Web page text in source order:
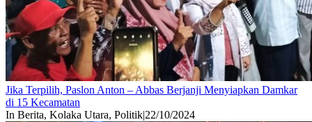
Jika Terpilih, Paslon Anton – Abbas Berjanji Menyiapkan Damkar
di 15 Kecamatan
In Berita, Kolaka Utara, Politik|22/10/2024